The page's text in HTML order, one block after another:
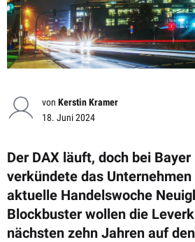
von Kerstin Kramer
18. Juni 2024
Der DAX läuft, doch bei
verkündete das
aktuelle Handelswoche
Blockbuster wollen die
nächsten zehn Jahren auf